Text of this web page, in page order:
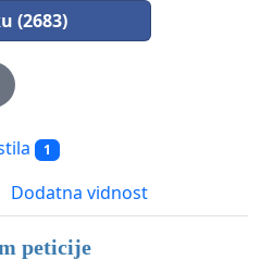
(2683)
1
Dodatna vidnost
peticije